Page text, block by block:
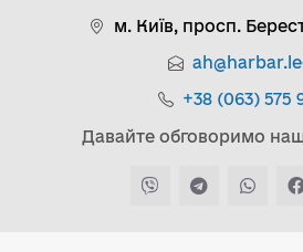
м. Київ, просп.
+38 (063) 575
Давайте обговоримо